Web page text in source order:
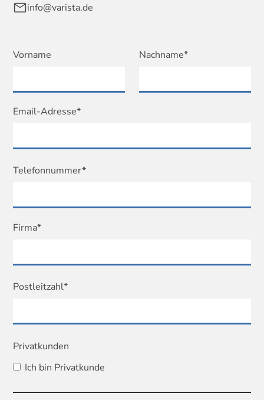
info@varista.de
Vorname Nachname*
Email-Adresse*
Telefonnummer*
Firma*
Postleitzahl*
Privatkunden
Ich bin Privatkunde